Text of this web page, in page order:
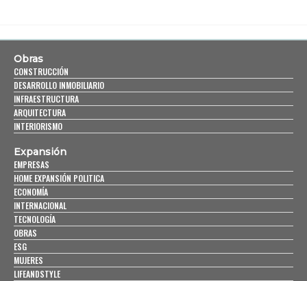
Obras
CONSTRUCCIÓN
DESARROLLO INMOBILIARIO
INFRAESTRUCTURA
ARQUITECTURA
INTERIORISMO
Expansión
EMPRESAS
HOME EXPANSIÓN POLITICA
ECONOMÍA
INTERNACIONAL
TECNOLOGÍA
OBRAS
ESG
MUJERES
LIFEANDSTYLE